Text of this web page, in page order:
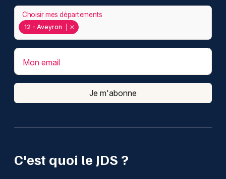
C'est quoi le JDS ?
12 - Aveyron
Choisir mes départements
Mon email
Je m'abonne